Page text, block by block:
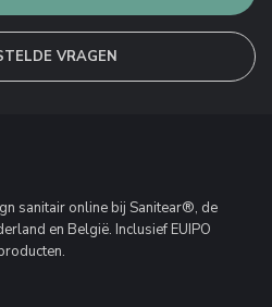
VRAGEN
sanitair online bij Sanitear®, de
en België. Inclusief EUIPO